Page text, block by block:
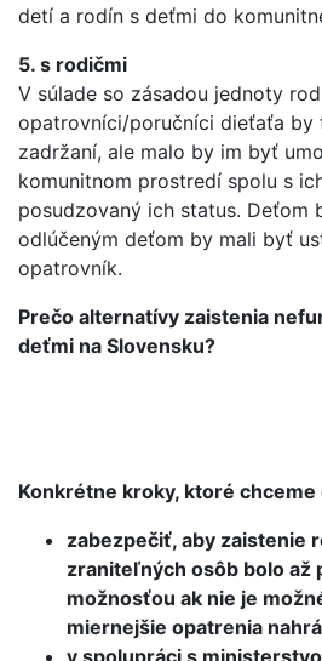
detí a rodín s deťmi do
5. s rodičmi
V súlade so zásadou jednoty
opatrovníci/poručníci dieťaťa by
zadržaní, ale malo by im byť
komunitnom prostredí spolu s
posudzovaný ich status. Deťom
odlúčeným deťom by mali byť
opatrovník.
Prečo alternatívy zaistenia
deťmi na Slovensku?
Konkrétne kroky, ktoré
zabezpečiť, aby zaistenie
zraniteľných osôb bolo až
možnosťou ak nie je
miernejšie opatrenia
v spolupráci s